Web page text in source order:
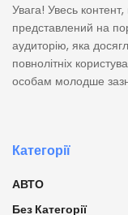
Увага! Увесь
представлений на
аудиторію, яка
повнолітніх
особам молодше
Категорії
АВТО
Без Категорії